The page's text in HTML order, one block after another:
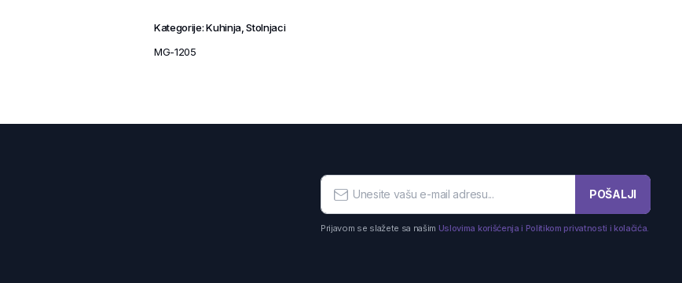
Kategorije:Kuhinja,Stolnjaci
MG-1205
POŠALJI
Prijavom se slažete sa našim Uslovima korišćenja i Politikom privatnosti i kolačića.